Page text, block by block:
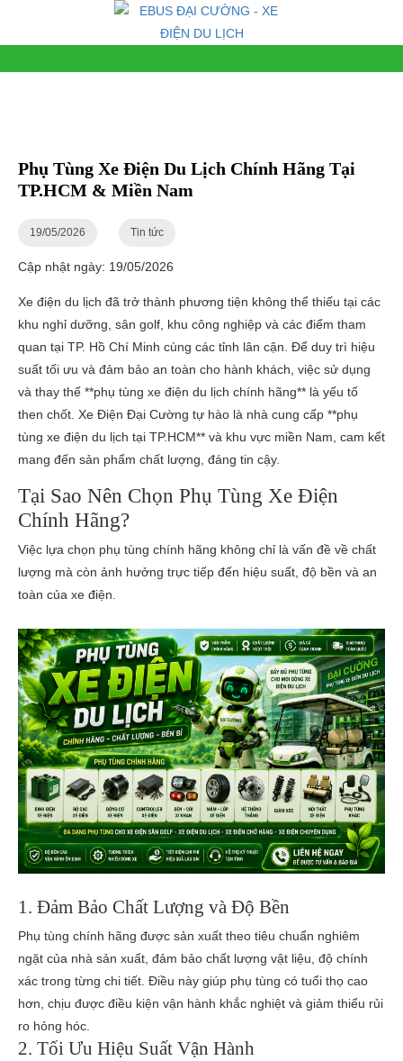
Phụ Tùng Xe Điện Du Lịch Chính Hãng Tại
TP.HCM & Miền Nam
19/05/2026 Tin tức
Cập nhật ngày: 19/05/2026
Xe điện du lịch đã trở thành phương tiện không thể thiếu tại các
khu nghỉ dưỡng, sân golf, khu công nghiệp và các điểm tham
quan tại TP. Hồ Chí Minh cùng các tỉnh lân cận. Để duy trì hiệu
suất tối ưu và đảm bảo an toàn cho hành khách, việc sử dụng
và thay thế **phụ tùng xe điện du lịch chính hãng** là yếu tố
then chốt. Xe Điện Đại Cường tự hào là nhà cung cấp **phụ
tùng xe điện du lịch tại TP.HCM** và khu vực miền Nam, cam kết
mang đến sản phẩm chất lượng, đáng tin cậy.
Tại Sao Nên Chọn Phụ Tùng Xe Điện
Chính Hãng?
Việc lựa chọn phụ tùng chính hãng không chỉ là vấn đề về chất
lượng mà còn ảnh hưởng trực tiếp đến hiệu suất, độ bền và an
toàn của xe điện.
1. Đảm Bảo Chất Lượng và Độ Bền
Phụ tùng chính hãng được sản xuất theo tiêu chuẩn nghiêm
ngặt của nhà sản xuất, đảm bảo chất lượng vật liệu, độ chính
xác trong từng chi tiết. Điều này giúp phụ tùng có tuổi thọ cao
hơn, chịu được điều kiện vận hành khắc nghiệt và giảm thiểu rủi
ro hỏng hóc.
2. Tối Ưu Hiệu Suất Vận Hành